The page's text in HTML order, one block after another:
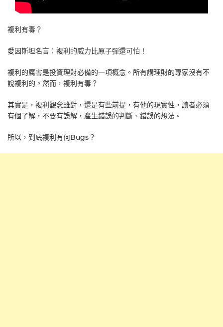
複利有毒？
愛因斯坦名言：複利的威力比原子彈還可怕！
複利的厲害是投資理財必備的一項概念。所有講理財的專家沒有不
說複利的。然而，複利有毒？
其實是，複利觀念雖對，還是有些前提，有他的現實性，讀者必須
有個了解，不要有誤解，產生錯誤的判斷、錯誤的想法。
所以，到底複利有何Bugs？